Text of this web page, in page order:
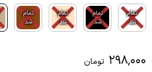
تمام
شد
تمام
شد
تمام
شد
تمام
شد
۲۹۸,۰۰۰ تومان